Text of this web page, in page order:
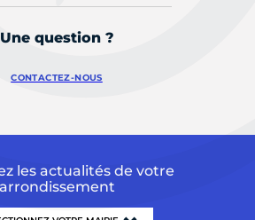
Une question ?
CONTACTEZ-NOUS
les actualités de votre
arrondissement